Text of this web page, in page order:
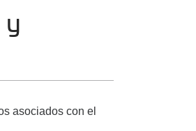
y
asociados con el